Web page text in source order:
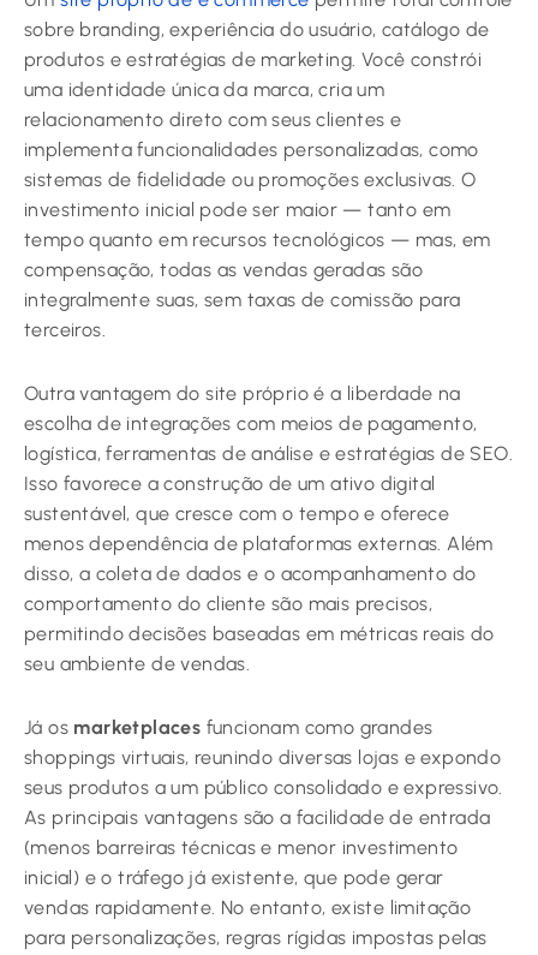
sobre branding, experiência do usuário, catálogo de
produtos e estratégias de marketing. Você constrói
uma identidade única da marca, cria um
relacionamento direto com seus clientes e
implementa funcionalidades personalizadas, como
sistemas de fidelidade ou promoções exclusivas. O
investimento inicial pode ser maior — tanto em
tempo quanto em recursos tecnológicos — mas, em
compensação, todas as vendas geradas são
integralmente suas, sem taxas de comissão para
terceiros.
Outra vantagem do site próprio é a liberdade na
escolha de integrações com meios de pagamento,
logística, ferramentas de análise e estratégias de SEO.
Isso favorece a construção de um ativo digital
sustentável, que cresce com o tempo e oferece
menos dependência de plataformas externas. Além
disso, a coleta de dados e o acompanhamento do
comportamento do cliente são mais precisos,
permitindo decisões baseadas em métricas reais do
seu ambiente de vendas.
Já os marketplaces funcionam como grandes
shoppings virtuais, reunindo diversas lojas e expondo
seus produtos a um público consolidado e expressivo.
As principais vantagens são a facilidade de entrada
(menos barreiras técnicas e menor investimento
inicial) e o tráfego já existente, que pode gerar
vendas rapidamente. No entanto, existe limitação
para personalizações, regras rígidas impostas pelas